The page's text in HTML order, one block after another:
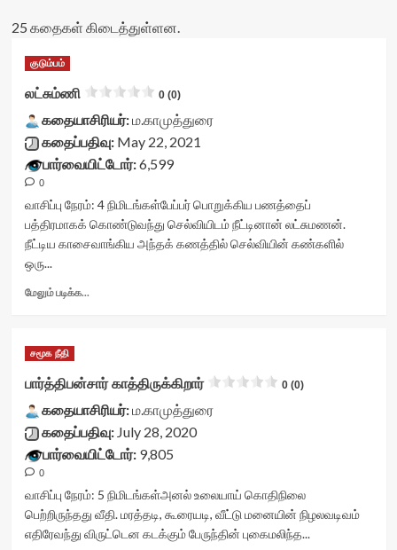
25 கதைகள் கிடைத்துள்ளன.
குடும்பம்
லட்சும்ணி 0 (0)
கதையாசிரியர்:ம.காமுத்துரை
கதைப்பதிவு:May 22, 2021
பார்வையிட்டோர்:6,599
0
வாசிப்பு நேரம்: 4 நிமிடங்கள்பேப்பர் பொறுக்கிய பணத்தைப்
பத்திரமாகக் கொண்டுவந்து செல்வியிடம் நீட்டினான் லட்சுமணன்.
நீட்டிய காசைவாங்கிய அந்தக் கணத்தில் செல்வியின் கண்களில்
ஒரு...
மேலும் படிக்க...
vv-
stars-
title-
container">
<div
class='yasr-
title
yasr-
rater-
stars'
சமூக நீதி
பார்த்திபன்சார் காத்திருக்கிறார் 0 (0)
கதையாசிரியர்:ம.காமுத்துரை
கதைப்பதிவு:July 28, 2020
பார்வையிட்டோர்:9,805
0
வாசிப்பு நேரம்: 5 நிமிடங்கள்அனல் உலையாய் கொதிநிலை
பெற்றிருந்தது வீதி. மரத்தடி, கூரையடி, வீட்டு மனையின் நிழலவடிவம்
எதிரேவந்து விருட்டென கடக்கும் பேருந்தின் புகைமலிந்த...